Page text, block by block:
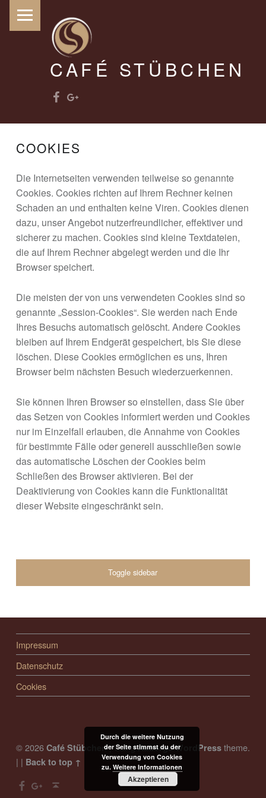
CAFÉ STÜBCHEN
COOKIES
Die Internetseiten verwenden teilweise so genannte
Cookies. Cookies richten auf Ihrem Rechner keinen
Schaden an und enthalten keine Viren. Cookies dienen
dazu, unser Angebot nutzerfreundlicher, effektiver und
sicherer zu machen. Cookies sind kleine Textdateien,
die auf Ihrem Rechner abgelegt werden und die Ihr
Browser speichert.
Die meisten der von uns verwendeten Cookies sind so
genannte „Session-Cookies“. Sie werden nach Ende
Ihres Besuchs automatisch gelöscht. Andere Cookies
bleiben auf Ihrem Endgerät gespeichert, bis Sie diese
löschen. Diese Cookies ermöglichen es uns, Ihren
Browser beim nächsten Besuch wiederzuerkennen.
Sie können Ihren Browser so einstellen, dass Sie über
das Setzen von Cookies informiert werden und Cookies
nur im Einzelfall erlauben, die Annahme von Cookies
für bestimmte Fälle oder generell ausschließen sowie
das automatische Löschen der Cookies beim
Schließen des Browser aktivieren. Bei der
Deaktivierung von Cookies kann die Funktionalität
dieser Website eingeschränkt sein.
SIDEBAR
Toggle sidebar
FOOTER SIDEBAR
Impressum
Datenschutz
Cookies
© 2026 Café Stübchen |UsingAuberge WordPresstheme.
| | Back to top ↑
Facebook
Google +
Durch die weitere Nutzung
der Seite stimmst du der
Verwendung von Cookies
zu. Weitere Informationen
Akzeptieren